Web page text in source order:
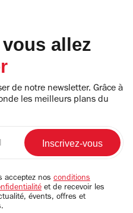
allez
de notre newsletter. Grâce à
les meilleurs plans du
acceptez nos conditions
et de recevoir les
évents, offres et